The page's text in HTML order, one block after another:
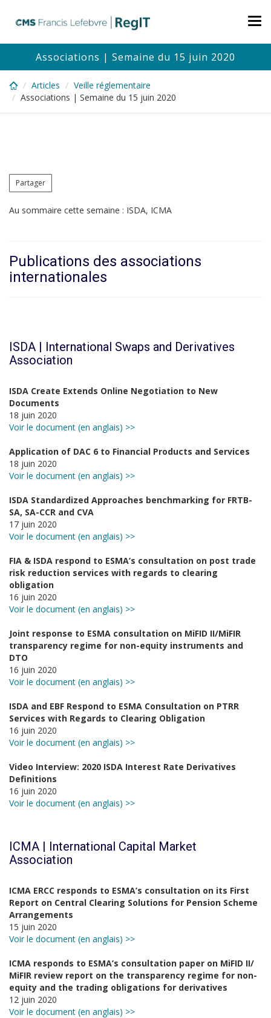
content
Associations | Semaine du 15 juin 2020
Articles
Veille réglementaire
Associations | Semaine du 15 juin 2020
Partager
Au sommaire cette semaine : ISDA, ICMA
Publications des associations
internationales
ISDA | International Swaps and Derivatives
Association
ISDA Create Extends Online Negotiation to New
Documents
18 juin 2020
Voir le document (en anglais) >>
Application of DAC 6 to Financial Products and Services
18 juin 2020
Voir le document (en anglais) >>
ISDA Standardized Approaches benchmarking for FRTB-
SA, SA-CCR and CVA
17 juin 2020
Voir le document (en anglais) >>
FIA & ISDA respond to ESMA’s consultation on post trade
risk reduction services with regards to clearing
obligation
16 juin 2020
Voir le document (en anglais) >>
Joint response to ESMA consultation on MiFID II/MiFIR
transparency regime for non-equity instruments and
DTO
16 juin 2020
Voir le document (en anglais) >>
ISDA and EBF Respond to ESMA Consultation on PTRR
Services with Regards to Clearing Obligation
16 juin 2020
Voir le document (en anglais) >>
Video Interview: 2020 ISDA Interest Rate Derivatives
Definitions
16 juin 2020
Voir le document (en anglais) >>
ICMA | International Capital Market
Association
ICMA ERCC responds to ESMA’s consultation on its First
Report on Central Clearing Solutions for Pension Scheme
Arrangements
15 juin 2020
Voir le document (en anglais) >>
ICMA responds to ESMA’s consultation paper on MiFID II/
MiFIR review report on the transparency regime for non-
equity and the trading obligations for derivatives
12 juin 2020
Voir le document (en anglais) >>